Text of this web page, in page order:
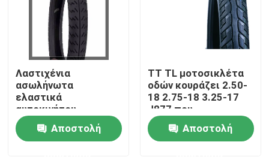
Εσωτερικός σωλήνας μοτοσικλετών
Τρίκυκλος εσωτερικός σωλήνας
Λαστιχένια
ασωλήνωτα
ελαστικά
αυτοκινήτου
μοτοσικλετών
70/90-17 80/90-17
J833 4 ΖΕΥΓΆΡΙΑ 6
Αποστολή
TT TL μοτοσικλέτα
οδών κουράζει 2.50-
18 2.75-18 3.25-17
J877 που
ενισχύονται
Αποστολή